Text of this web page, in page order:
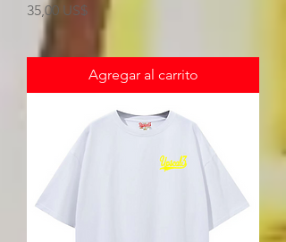
Precio
35,00 US$
Agregar al carrito